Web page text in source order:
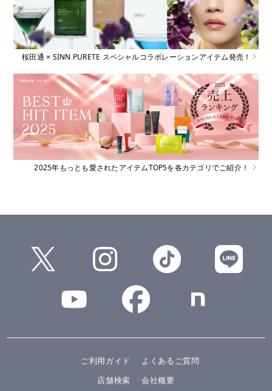
桜田通 × SINN PURETE スペシャルコラボレーションアイテム発売！
2025年もっとも愛されたアイテムTOP5を各カテゴリでご紹介！
ご利用ガイド
よくあるご質問
店舗検索
会社概要